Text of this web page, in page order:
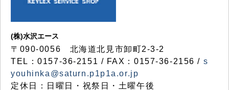
(株)水沢エース
〒090-0056 北海道北見市卸町2-3-2
TEL：0157-36-2151 / FAX：0157-36-2156 / s
youhinka@saturn.p1p1a.or.jp
定休日：日曜日・祝祭日・土曜午後